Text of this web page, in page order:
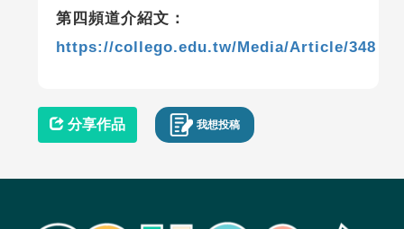
第四頻道介紹文：
https://collego.edu.tw/Media/Article/348
分享作品 我想投稿